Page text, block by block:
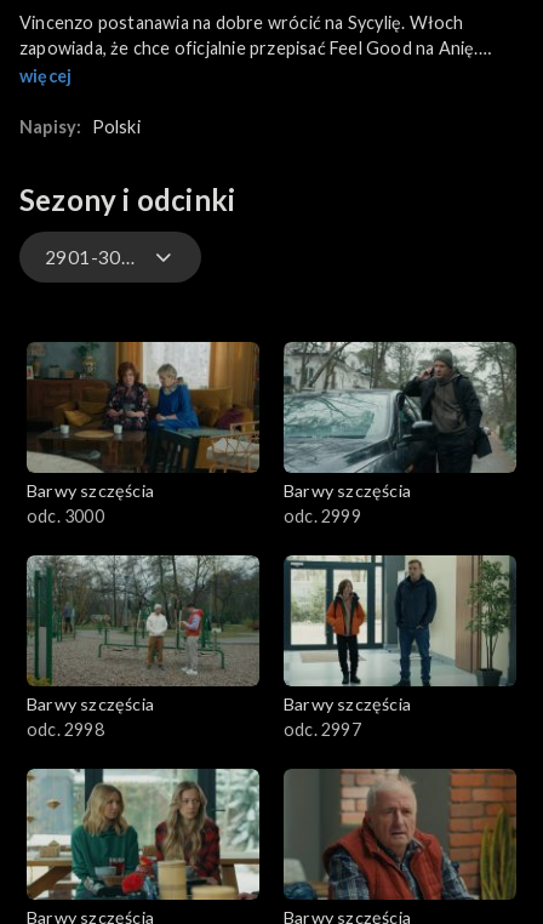
Vincenzo postanawia na dobre wrócić na Sycylię. Włoch
zapowiada, że chce oficjalnie przepisać Feel Good na Anię.
Tymczasem Renata wyznaje w końcu Dominice, że jest w ciąży.
po urodzeniu oddała dziecko jej i Sebastianowi. Z kolei Patryk
Zazdrość męża jest kolejnym powodem do małżeńskiej kłótni.
więcej
Napisy: Polski
Sezony i odcinki
2901-3000
3201-3300
3101-3200
3001-3100
2901-3000
2801–2900
2701–2800
2501–2600
2401–2500
Barwy szczęścia
odc. 3000
Barwy szczęścia
odc. 2999
Barwy szczęścia
odc. 2998
Barwy szczęścia
odc. 2997
Barwy szczęścia
Barwy szczęścia